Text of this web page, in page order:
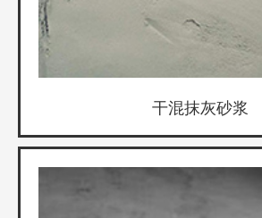
干混抹灰砂浆